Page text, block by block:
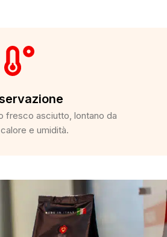
fresco asciutto, lontano da
e umidità.​